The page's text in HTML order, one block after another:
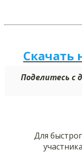
Скачать
Поделитесь с
Для